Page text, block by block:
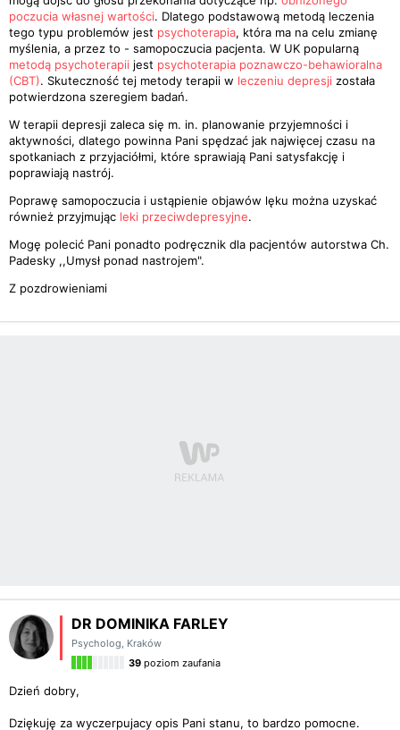
poczucia własnej wartości. Dlatego podstawową metodą leczenia
tego typu problemów jest psychoterapia, która ma na celu zmianę
myślenia, a przez to - samopoczucia pacjenta. W UK popularną
metodą psychoterapii jest psychoterapia poznawczo-behawioralna
(CBT). Skuteczność tej metody terapii w leczeniu depresji została
potwierdzona szeregiem badań.
W terapii depresji zaleca się m. in. planowanie przyjemności i
aktywności, dlatego powinna Pani spędzać jak najwięcej czasu na
spotkaniach z przyjaciółmi, które sprawiają Pani satysfakcję i
poprawiają nastrój.
Poprawę samopoczucia i ustąpienie objawów lęku można uzyskać
również przyjmując leki przeciwdepresyjne.
Mogę polecić Pani ponadto podręcznik dla pacjentów autorstwa Ch.
Padesky ,,Umysł ponad nastrojem".
Z pozdrowieniami
DR DOMINIKA FARLEY
Psycholog, Kraków
39 poziom zaufania
Dzień dobry,
Dziękuję za wyczerpujacy opis Pani stanu, to bardzo pomocne.